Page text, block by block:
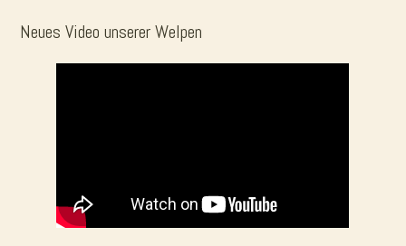
Neues Video unserer Welpen